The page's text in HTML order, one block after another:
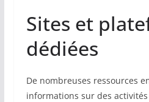
Sites et
dédiées
De nombreuses ressources
informations sur des